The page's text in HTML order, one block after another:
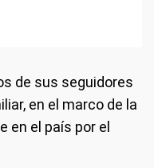
de sus seguidores
en el marco de la
en el país por el